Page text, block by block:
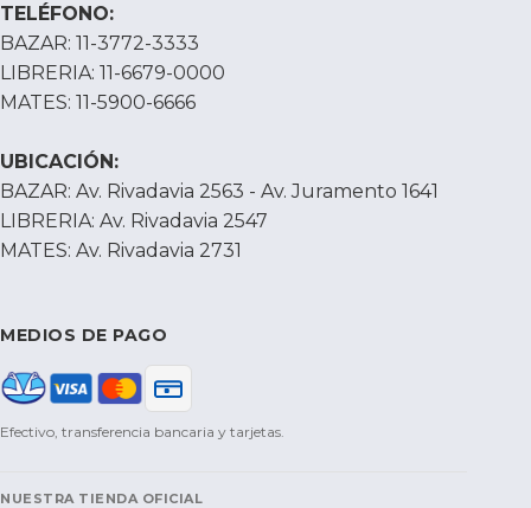
TELÉFONO:
BAZAR: 11-3772-3333
LIBRERIA: 11-6679-0000
MATES: 11-5900-6666
UBICACIÓN:
BAZAR: Av. Rivadavia 2563 - Av. Juramento 1641
LIBRERIA: Av. Rivadavia 2547
MATES: Av. Rivadavia 2731
MEDIOS DE PAGO
Efectivo, transferencia bancaria y tarjetas.
NUESTRA TIENDA OFICIAL